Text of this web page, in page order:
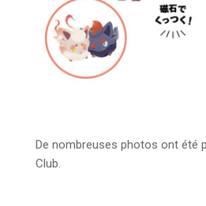
De nombreuses photos ont été
Club.